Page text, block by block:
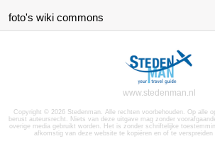
foto's wiki commons
www.stedenman.nl
Copyright © 2026 Stedenman. Alle rechten voorbehouden. Op alle
berust auteursrecht. Niets van deze uitgave mag zonder
overige media gebruikt worden. Het is zonder schriftelijke
afkomstig van deze website te kopiëren en of te verspreiden